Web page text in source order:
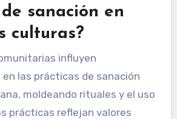
sanación en
culturas?
influyen
las prácticas de sanación
moldeando rituales y el uso
prácticas reflejan valores